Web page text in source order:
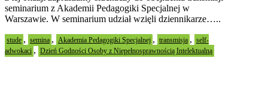
seminarium z Akademii Pedagogiki Specjalnej w
Warszawie. W seminarium udział wzięli dziennikarze…..
stude , semina , Akademia Pedagogiki Specjalnej , transmisja , self-
adwokaci , Dzień Godności Osoby z Niepełnosprawnością Intelektualną